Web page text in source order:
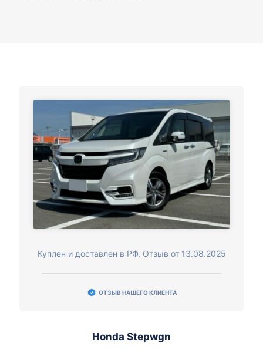
Куплен и доставлен в РФ. Отзыв от 13.08.2025
ОТЗЫВ НАШЕГО КЛИЕНТА
Honda Stepwgn